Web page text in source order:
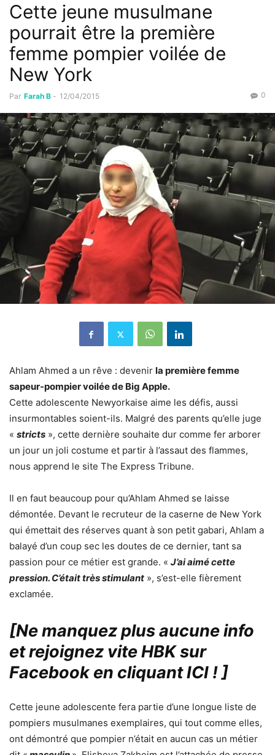
Cette jeune musulmane
pourrait être la première
femme pompier voilée de
New York
Par Farah B - 12/04/2015 0
Ahlam Ahmed a un rêve : devenir la première femme
sapeur-pompier voilée de Big Apple.
Cette adolescente Newyorkaise aime les défis, aussi
insurmontables soient-ils. Malgré des parents qu’elle juge
« stricts », cette dernière souhaite dur comme fer arborer
un jour un joli costume et partir à l’assaut des flammes,
nous apprend le site The Express Tribune.
Il en faut beaucoup pour qu’Ahlam Ahmed se laisse
démontée. Devant le recruteur de la caserne de New York
qui émettait des réserves quant à son petit gabari, Ahlam a
balayé d’un coup sec les doutes de ce dernier, tant sa
passion pour ce métier est grande. « J’ai aimé cette
pression. C’était très stimulant », s’est-elle fièrement
exclamée.
[Ne manquez plus aucune info
et rejoignez vite HBK sur
Facebook en cliquant ICI !]
Cette jeune adolescente fera partie d’une longue liste de
pompiers musulmanes exemplaires, qui tout comme elles,
ont démontré que pompier n’était en aucun cas un métier